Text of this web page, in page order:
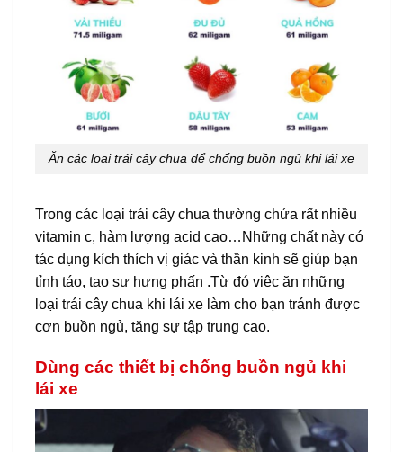
Ăn các loại trái cây chua để chống buồn ngủ khi lái xe
Trong các loại trái cây chua thường chứa rất nhiều
vitamin c, hàm lượng acid cao…Những chất này có
tác dụng kích thích vị giác và thần kinh sẽ giúp bạn
tỉnh táo, tạo sự hưng phấn .Từ đó việc ăn những
loại trái cây chua khi lái xe làm cho bạn tránh được
cơn buồn ngủ, tăng sự tập trung cao.
Dùng các thiết bị chống buồn ngủ khi
lái xe